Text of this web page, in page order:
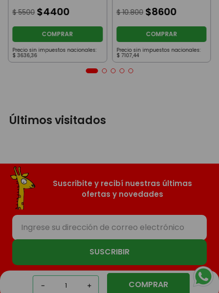
＋
－ COMPRAR
$ 5500 $4400
COMPRAR
Precio sin impuestos nacionales:
$ 3636,36
$ 10.800 $8600
COMPRAR
Precio sin impuestos nacionales:
$ 7107,44
Últimos visitados
Suscribite y recibí nuestras últimas
ofertas y novedades
SUSCRIBIR